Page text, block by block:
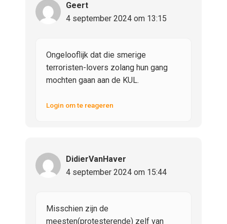
Geert
4 september 2024 om 13:15
Ongelooflijk dat die smerige
terroristen-lovers zolang hun gang
mochten gaan aan de KUL.
Login om te reageren
DidierVanHaver
4 september 2024 om 15:44
Misschien zijn de
meesten(protesterende) zelf van